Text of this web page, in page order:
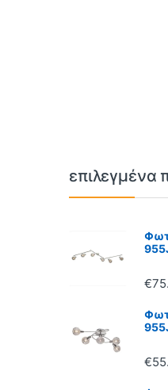
Brands Carousel
επιλεγμένα
€
€